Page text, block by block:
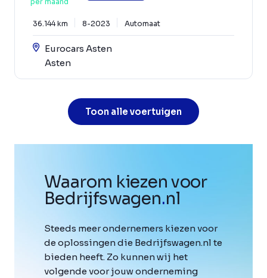
36.144 km 8-2023 Automaat
Eurocars Asten
Asten
Toon alle voertuigen
Waarom kiezen voor
Bedrijfswagen.nl
Steeds meer ondernemers kiezen voor
de oplossingen die Bedrijfswagen.nl te
bieden heeft. Zo kunnen wij het
volgende voor jouw onderneming